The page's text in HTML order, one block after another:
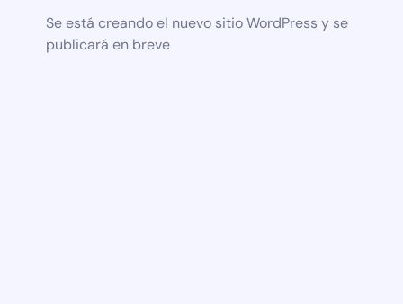
Se está creando el nuevo sitio WordPress y se
publicará en breve